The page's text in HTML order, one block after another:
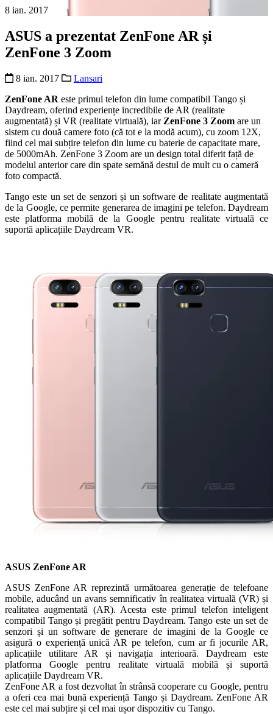
8 ian. 2017
ASUS a prezentat ZenFone AR și
ZenFone 3 Zoom
8 ian. 2017
Lansari
ZenFone AR este primul telefon din lume compatibil Tango și
Daydream, oferind experiențe incredibile de AR (realitate
augmentată) și VR (realitate virtuală), iar ZenFone 3 Zoom are un
sistem cu două camere foto (că tot e la modă acum), cu zoom 12X,
fiind cel mai subțire telefon din lume cu baterie de capacitate mare,
de 5000mAh. ZenFone 3 Zoom are un design total diferit față de
modelul anterior care din spate semănă destul de mult cu o cameră
foto compactă.
Tango este un set de senzori și un software de realitate augmentată
de la Google, ce permite generarea de imagini pe telefon. Daydream
este platforma mobilă de la Google pentru realitate virtuală ce
suportă aplicațiile Daydream VR.
ASUS ZenFone AR
ASUS ZenFone AR reprezintă următoarea generație de telefoane
mobile, aducând un avans semnificativ în realitatea virtuală (VR) și
realitatea augmentată (AR). Acesta este primul telefon inteligent
compatibil Tango și pregătit pentru Daydream. Tango este un set de
senzori și un software de generare de imagini de la Google ce
asigură o experiență unică AR pe telefon, cum ar fi jocurile AR,
aplicațiile utilitare AR și navigația interioară. Daydream este
platforma Google pentru realitate virtuală mobilă și suportă
aplicațiile Daydream VR.
ZenFone AR a fost dezvoltat în strânsă cooperare cu Google, pentru
a oferi cea mai bună experiență Tango și Daydream. ZenFone AR
este cel mai subțire și cel mai ușor dispozitiv cu Tango.